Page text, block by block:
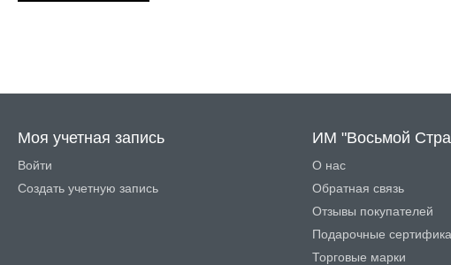
Моя учетная запись
Войти
Создать учетную запись
ИМ "Восьмой
О нас
Обратная связь
Отзывы покупателей
Подарочные
Торговые марки